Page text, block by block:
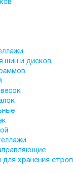
шин и дисков
хранения строп